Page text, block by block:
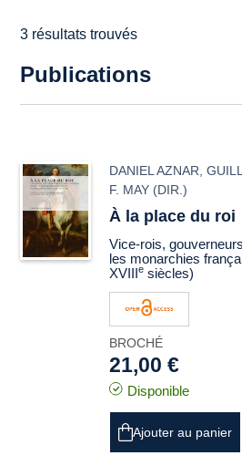
3 résultats trouvés
Publications
DANIEL AZNAR ,
F. MAY (DIR.)
À la place du roi
Vice-rois,
les monarchies
XVIIIe siècles)
BROCHÉ
21,00 €
Disponible
Ajouter au panier